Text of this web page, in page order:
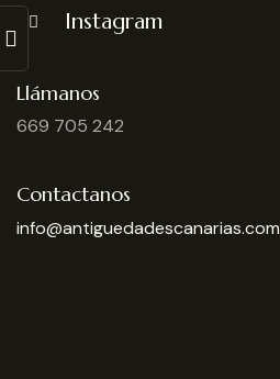
Instagram
Llámanos
669 705 242
Contactanos
info@antiguedadescanarias.com